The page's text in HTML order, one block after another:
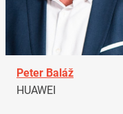
Peter Baláž
HUAWEI